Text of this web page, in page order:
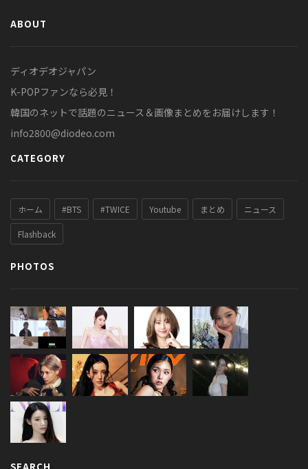
ABOUT
ディオデオジャパン
K-POPファンなら必見！
韓国のネットで話題のニュース＆画像まとめをお届けします！
info2800@diodeo.com
CATEGORY
ホーム #BTS #TWICE Youtube まとめ ニュース
Flashback
PHOTOS